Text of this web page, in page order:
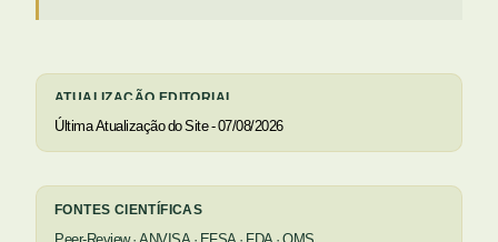
ATUALIZAÇÃO EDITORIAL
Última Atualização do Site - 07/08/2026
FONTES CIENTÍFICAS